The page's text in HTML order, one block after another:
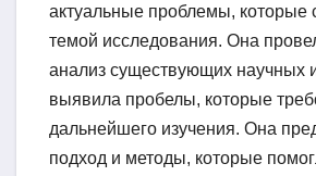
актуальные проблемы, которые
темой исследования. Она
анализ существующих научных
выявила пробелы, которые
дальнейшего изучения. Она
подход и методы, которые